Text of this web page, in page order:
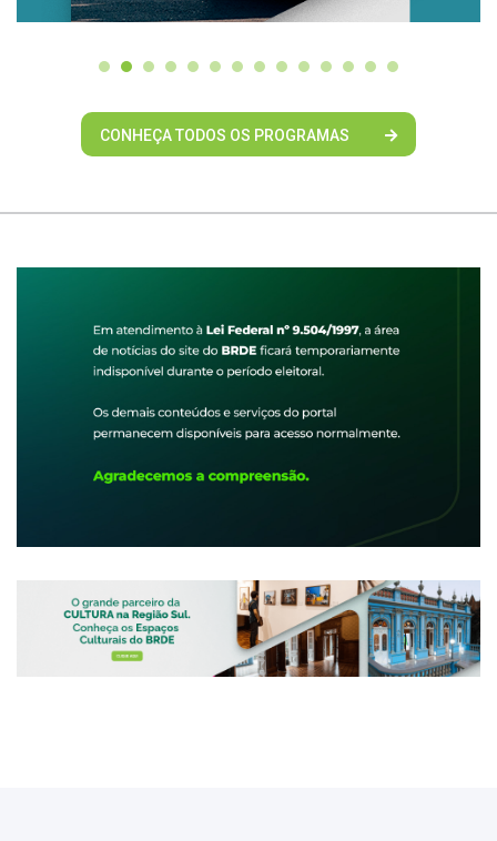
CONHEÇA TODOS OS PROGRAMAS